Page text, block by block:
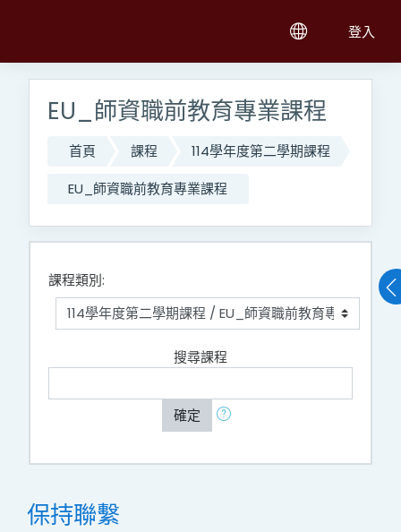
登入
EU_師資職前教育專業課程
首頁 課程
114學年度第二學期課程
EU_師資職前教育專業課程
課程類別:
搜尋課程
確定
保持聯繫